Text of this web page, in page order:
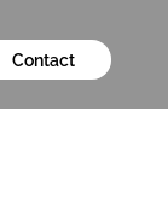
Contact